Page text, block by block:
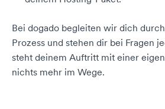
Bei dogado begleiten wir dich
Prozess und stehen dir bei Fragen
steht deinem Auftritt mit einer
nichts mehr im Wege.